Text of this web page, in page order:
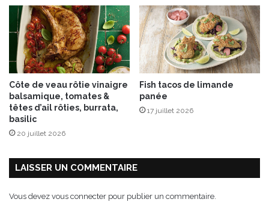
Côte de veau rôtie vinaigre
balsamique, tomates &
têtes d’ail rôties, burrata,
basilic
20 juillet 2026
Fish tacos de limande
panée
17 juillet 2026
LAISSER UN COMMENTAIRE
Vous devez vous connecter pour publier un commentaire.